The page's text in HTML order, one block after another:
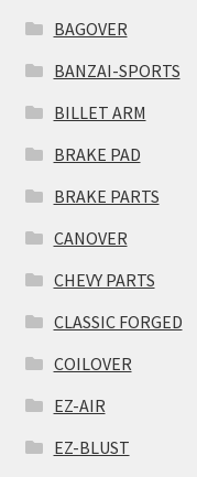
BAGOVER
BANZAI-SPORTS
BILLET ARM
BRAKE PAD
BRAKE PARTS
CANOVER
CHEVY PARTS
CLASSIC FORGED
COILOVER
EZ-AIR
EZ-BLUST